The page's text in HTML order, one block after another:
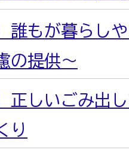
誰もが暮らし
の提供〜
正しいごみ出
り